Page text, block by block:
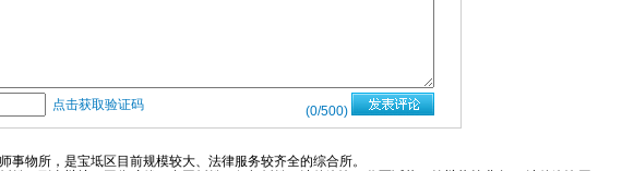
(0/500)
点击获取验证码
物所，是宝坻区目前规模较大、法律服务较齐全的综合所。